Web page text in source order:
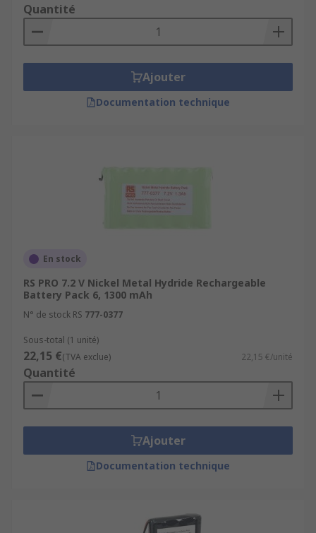
Quantité
Ajouter
Documentation technique
En stock
RS PRO 7.2 V Nickel Metal Hydride Rechargeable
Battery Pack 6, 1300 mAh
N° de stock RS 777-0377
Sous-total (1 unité)
22,15 €(TVA exclue) 22,15 €/unité
Quantité
Ajouter
Documentation technique